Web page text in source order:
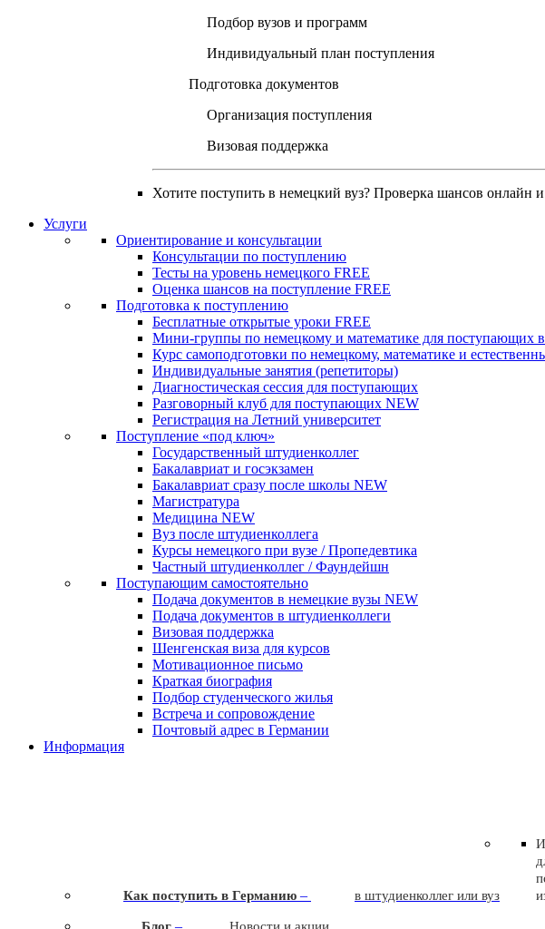
Подбор вузов и программ
Индивидуальный план поступления
Подготовка документов
Организация поступления
Визовая поддержка
Хотите поступить в немецкий вуз? Проверка шансов онлайн
Услуги
Ориентирование и консультации
Консультации по поступлению
Тесты на уровень немецкого FREE
Оценка шансов на поступление FREE
Подготовка к поступлению
Бесплатные открытые уроки FREE
Мини-группы по немецкому и математике для поступающих
Курс самоподготовки по немецкому, математике и
Индивидуальные занятия (репетиторы)
Диагностическая сессия для поступающих
Разговорный клуб для поступающих NEW
Регистрация на Летний университет
Поступление «под ключ»
Государственный штудиенколлег
Бакалавриат и госэкзамен
Бакалавриат сразу после школы NEW
Магистратура
Медицина NEW
Вуз после штудиенколлега
Курсы немецкого при вузе / Пропедевтика
Частный штудиенколлег / Фаундейшн
Поступающим самостоятельно
Подача документов в немецкие вузы NEW
Подача документов в штудиенколлеги
Визовая поддержка
Шенгенская виза для курсов
Мотивационное письмо
Краткая биография
Подбор студенческого жилья
Встреча и сопровождение
Почтовый адрес в Германии
Информация
Как поступить в Германию – в штудиенколлег или вуз
–